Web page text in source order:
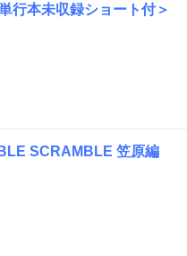
行本未収録ショート付＞
SCRAMBLE 笠原編